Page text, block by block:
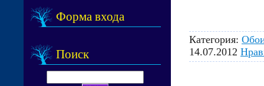
Форма входа
Поиск
Категория:
14.07.2012